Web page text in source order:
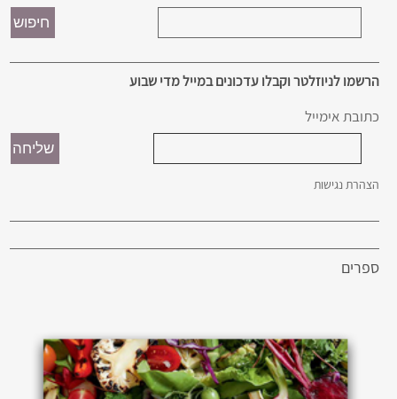
הרשמו לניוזלטר וקבלו עדכונים במייל מדי שבוע
כתובת אימייל
הצהרת נגישות
ספרים